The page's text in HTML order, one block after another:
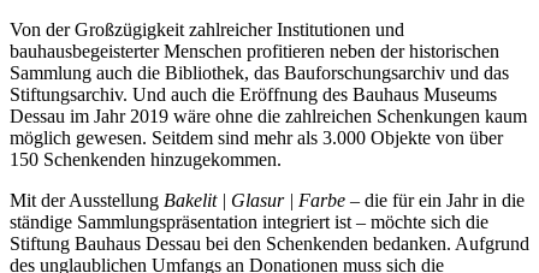
Von der Großzügigkeit zahlreicher Institutionen und
bauhausbegeisterter Menschen profitieren neben der historischen
Sammlung auch die Bibliothek, das Bauforschungsarchiv und das
Stiftungsarchiv. Und auch die Eröffnung des Bauhaus Museums
Dessau im Jahr 2019 wäre ohne die zahlreichen Schenkungen kaum
möglich gewesen. Seitdem sind mehr als 3.000 Objekte von über
150 Schenkenden hinzugekommen.
Mit der Ausstellung Bakelit | Glasur | Farbe – die für ein Jahr in die
ständige Sammlungspräsentation integriert ist – möchte sich die
Stiftung Bauhaus Dessau bei den Schenkenden bedanken. Aufgrund
des unglaublichen Umfangs an Donationen muss sich die